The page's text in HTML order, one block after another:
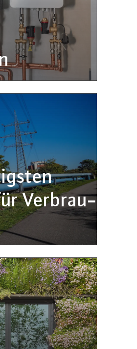
Ver­brau­